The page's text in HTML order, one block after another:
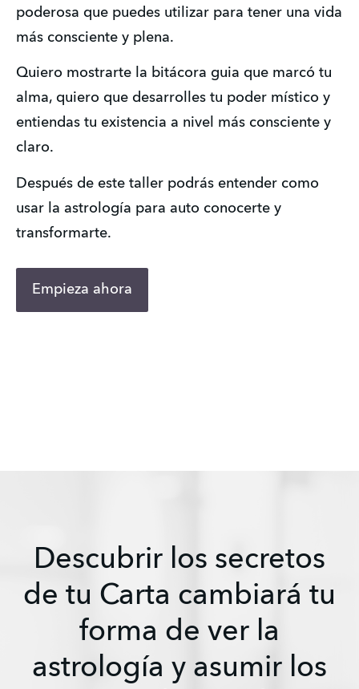
poderosa que puedes utilizar para tener una vida
más consciente y plena.
Quiero mostrarte la bitácora guia que marcó tu
alma, quiero que desarrolles tu poder místico y
entiendas tu existencia a nivel más consciente y
claro.
Después de este taller podrás entender como
usar la astrología para auto conocerte y
transformarte.
Empieza ahora
Descubrir los secretos
de tu Carta cambiará tu
forma de ver la
astrología y asumir los